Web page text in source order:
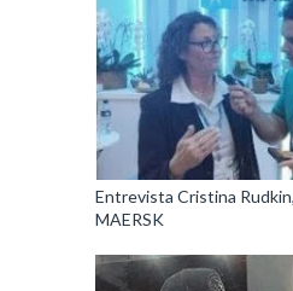
Entrevista Cristina
MAERSK